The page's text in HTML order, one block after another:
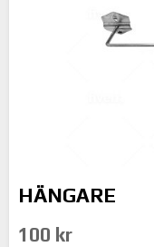
HÄNGARE
100 kr